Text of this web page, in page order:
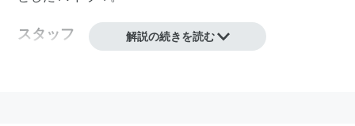
スタッフ 解説の続きを読む